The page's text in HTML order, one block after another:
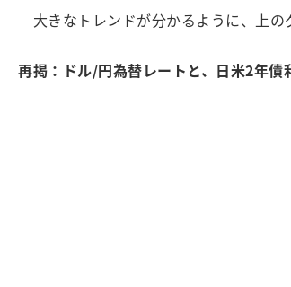
大きなトレンドが分かるように、上の
再掲：ドル/円為替レートと、日米2年債